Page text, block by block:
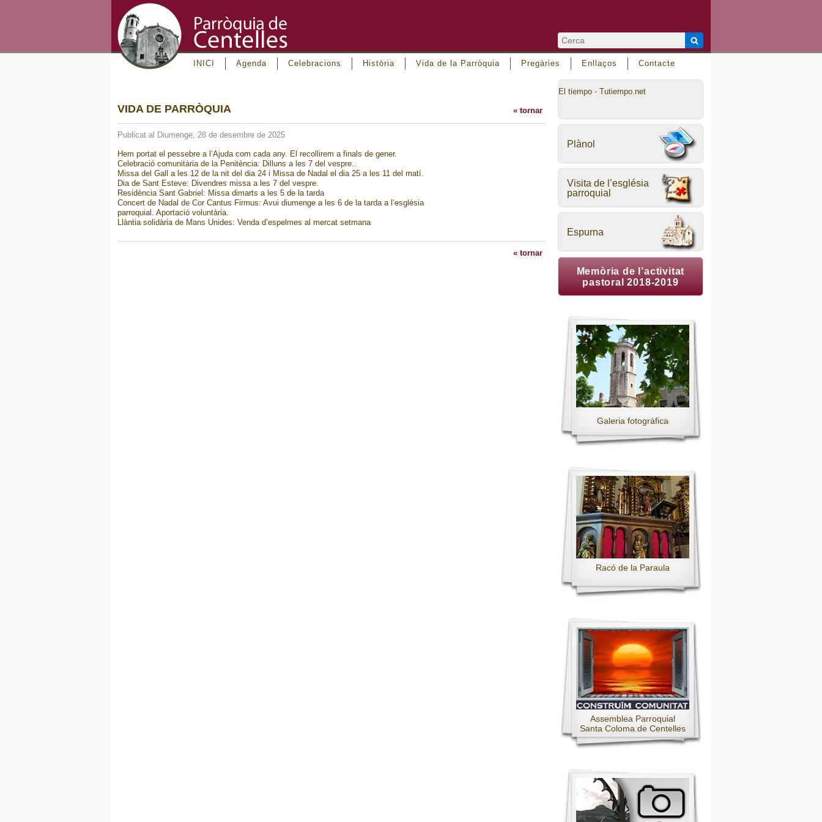
INICI Agenda Celebracions Història Vida de la Parròquia Pregàries Enllaços Contacte
VIDA DE PARRÒQUIA « tornar
Publicat al Diumenge, 28 de desembre de 2025
Hem portat el pessebre a l’Ajuda com cada any. El recollirem a finals de gener.
Celebració comunitària de la Penitència: Dilluns a les 7 del vespre..
Missa del Gall a les 12 de la nit del dia 24 i Missa de Nadal el dia 25 a les 11 del matí.
Dia de Sant Esteve: Divendres missa a les 7 del vespre.
Residència Sant Gabriel: Missa dimarts a les 5 de la tarda
Concert de Nadal de Cor Cantus Firmus: Avui diumenge a les 6 de la tarda a l’església
parroquial. Aportació voluntària.
Llàntia solidària de Mans Unides: Venda d’espelmes al mercat setmana
« tornar
El tiempo - Tutiempo.net
Plànol
Visita de l’església
parroquial
Espurna
Memòria de l’activitat
pastoral 2018-2019
Galeria fotogràfica
Racó de la Paraula
Assemblea Parroquial
Santa Coloma de Centelles